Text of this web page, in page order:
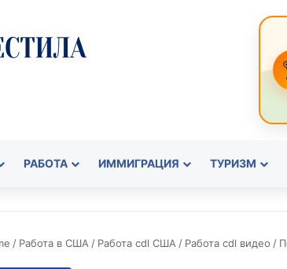
РАБОТА ИММИГРАЦИЯ ТУРИЗМ
/ Работа в США / Работа cdl США / Работа cdl видео /